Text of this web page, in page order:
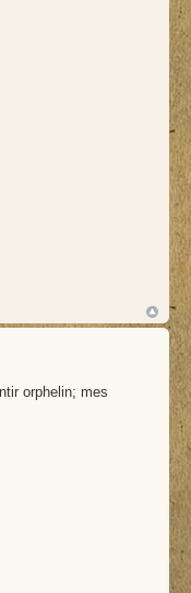
orphelin; mes